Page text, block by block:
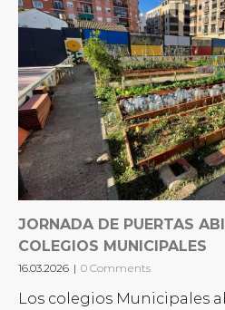
JORNADA DE PUERTAS
COLEGIOS MUNICIPALES
16.03.2026 | 0 Comments
Los colegios Municipales